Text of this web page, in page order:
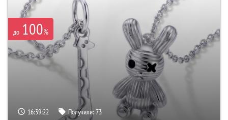
до 100%
16:39:20 Получили:73